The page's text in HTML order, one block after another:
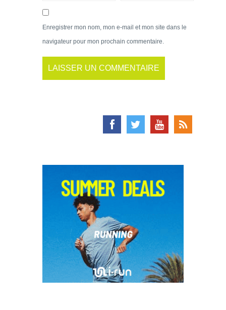
Enregistrer mon nom, mon e-mail et mon site dans le
navigateur pour mon prochain commentaire.